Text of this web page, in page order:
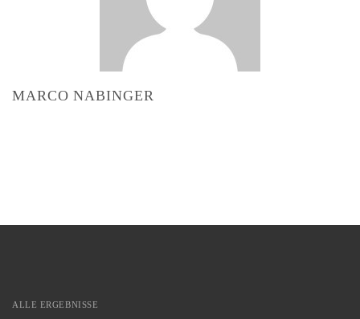
MARCO NABINGER
ALLE ERGEBNISSE